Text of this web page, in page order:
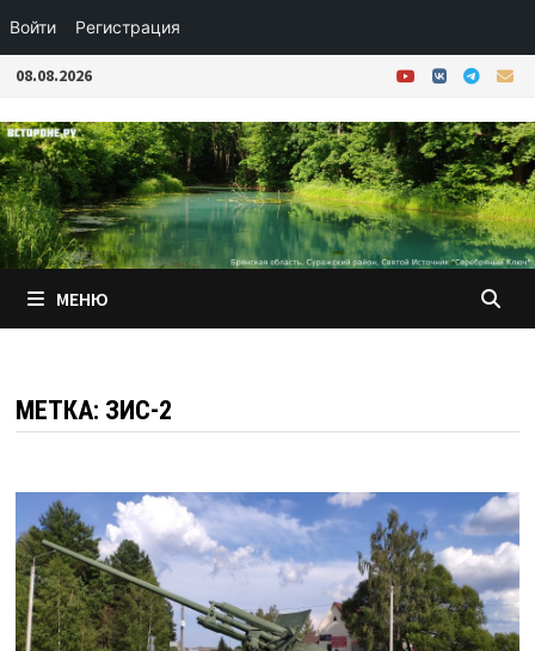
Войти Регистрация
Перейти
содержимому
08.08.2026
МЕНЮ
МЕТКА: ЗИС-2